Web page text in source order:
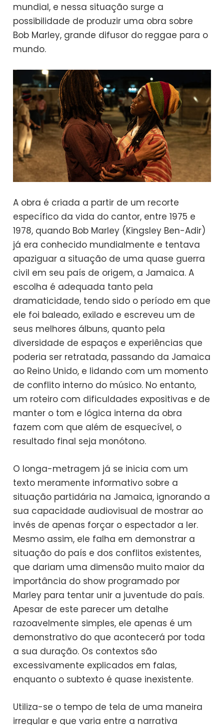
mundial, e nessa situação surge a
possibilidade de produzir uma obra sobre
Bob Marley, grande difusor do reggae para o
mundo.
A obra é criada a partir de um recorte
específico da vida do cantor, entre 1975 e
1978, quando Bob Marley (Kingsley Ben-Adir)
já era conhecido mundialmente e tentava
apaziguar a situação de uma quase guerra
civil em seu país de origem, a Jamaica. A
escolha é adequada tanto pela
dramaticidade, tendo sido o período em que
ele foi baleado, exilado e escreveu um de
seus melhores álbuns, quanto pela
diversidade de espaços e experiências que
poderia ser retratada, passando da Jamaica
ao Reino Unido, e lidando com um momento
de conflito interno do músico. No entanto,
um roteiro com dificuldades expositivas e de
manter o tom e lógica interna da obra
fazem com que além de esquecível, o
resultado final seja monótono.
O longa-metragem já se inicia com um
texto meramente informativo sobre a
situação partidária na Jamaica, ignorando a
sua capacidade audiovisual de mostrar ao
invés de apenas forçar o espectador a ler.
Mesmo assim, ele falha em demonstrar a
situação do país e dos conflitos existentes,
que dariam uma dimensão muito maior da
importância do show programado por
Marley para tentar unir a juventude do país.
Apesar de este parecer um detalhe
razoavelmente simples, ele apenas é um
demonstrativo do que acontecerá por toda
a sua duração. Os contextos são
excessivamente explicados em falas,
enquanto o subtexto é quase inexistente.
Utiliza-se o tempo de tela de uma maneira
irregular e que varia entre a narrativa